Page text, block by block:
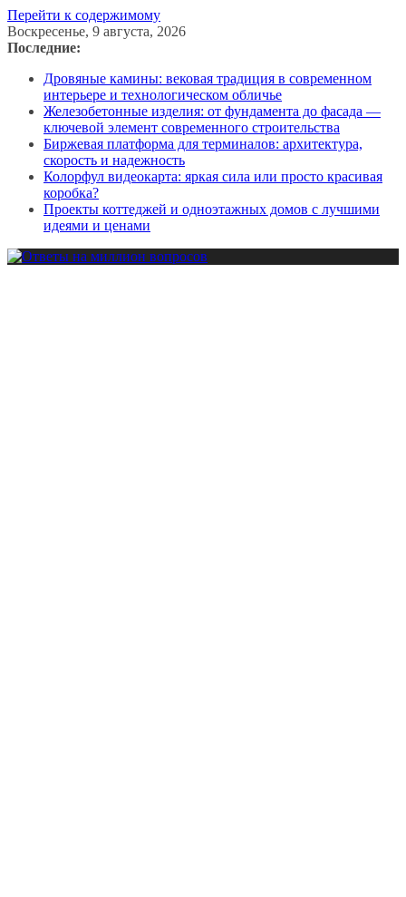
Перейти к содержимому
Воскресенье, 9 августа, 2026
Последние:
Дровяные камины: вековая традиция в современном
интерьере и технологическом обличье
Железобетонные изделия: от фундамента до фасада —
ключевой элемент современного строительства
Биржевая платформа для терминалов: архитектура,
скорость и надежность
Колорфул видеокарта: яркая сила или просто красивая
коробка?
Проекты коттеджей и одноэтажных домов с лучшими
идеями и ценами